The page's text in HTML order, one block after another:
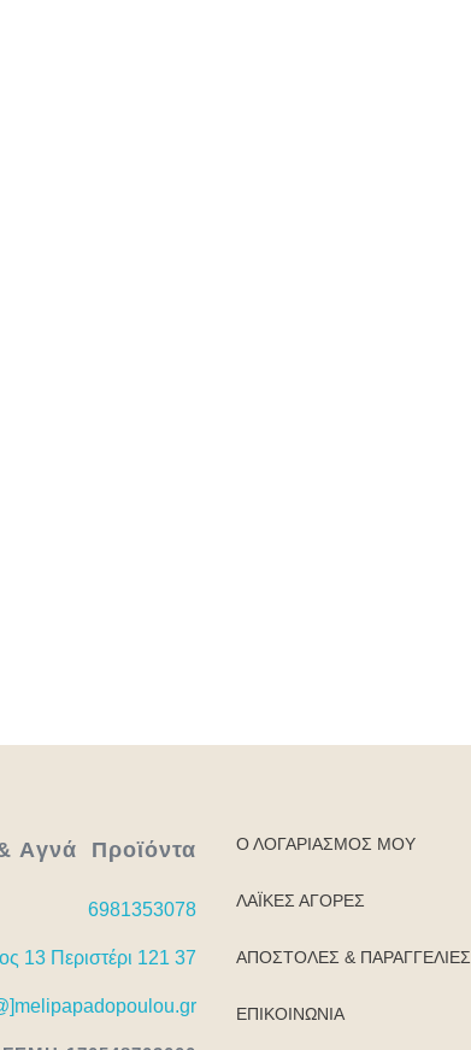
Aγνά Προϊόντα
6981353078
13 Περιστέρι 121 37
Ο ΛΟΓΑΡΙΑΣΜΌΣ ΜΟΥ
ΛΑΪΚΈΣ ΑΓΟΡΈΣ
ΑΠΟΣΤΟΛΈΣ & ΠΑΡΑΓΓΕΛΊΕΣ
ΕΠΙΚΟΙΝΩΝΊΑ